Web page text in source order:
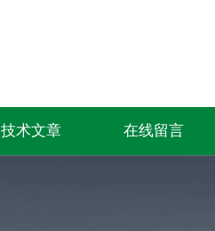
技术文章 在线留言